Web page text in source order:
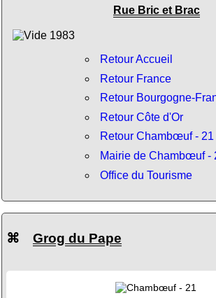
Rue Bric et Brac
Retour Accueil
Retour France
Retour Bourgogne-
Retour Côte d'Or
Retour Chambœuf - 21
Mairie de Chambœuf -
Office du Tourisme
⌘ Grog du Pape